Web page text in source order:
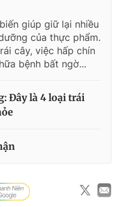
giúp giữ lại nhiều
của thực phẩm.
cây, việc hấp chín
bệnh bất ngờ...
Đây là 4 loại trái